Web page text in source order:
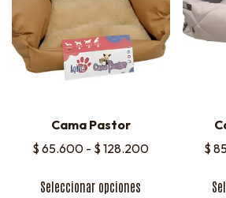
Cama Pastor
$ 65.600 - $ 128.200
Seleccionar opciones
$